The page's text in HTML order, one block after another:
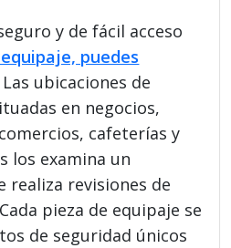
y de fácil acceso
puedes
Las ubicaciones de
en negocios,
cafeterías y
los examina un
realiza revisiones de
pieza de equipaje se
de seguridad únicos